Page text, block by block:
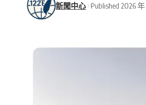
新聞中心 Published 2026